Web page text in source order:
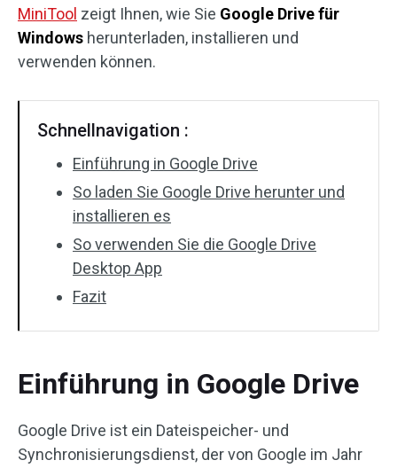
MiniTool zeigt Ihnen, wie Sie Google Drive für
Windows herunterladen, installieren und
verwenden können.
Schnellnavigation :
Einführung in Google Drive
So laden Sie Google Drive herunter und
installieren es
So verwenden Sie die Google Drive
Desktop App
Fazit
Einführung in Google Drive
Google Drive ist ein Dateispeicher- und
Synchronisierungsdienst, der von Google im Jahr